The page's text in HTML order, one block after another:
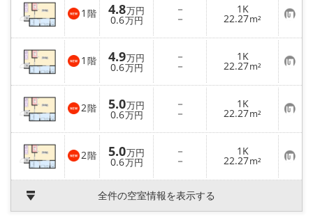
1 階 4.8万円
0.6万円
－
－
1K
22.27m² お
気
に
入
り
登
録
1 階 4.9万円
0.6万円
－
－
1K
22.27m² お
気
に
入
り
登
録
2階 5.0万円
0.6万円
－
－
1K
22.27m² お
気
に
入
り
登
録
2階 5.0万円
0.6万円
－
－
1K
22.27m² お
気
に
登
全件の空室情報を表示する